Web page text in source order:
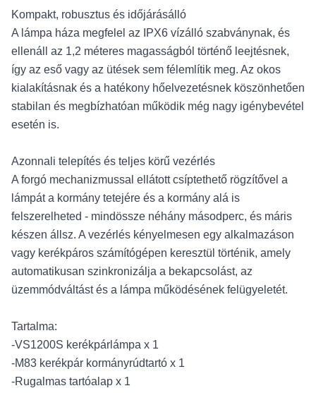
Kompakt, robusztus és időjárásálló
A lámpa háza megfelel az IPX6 vízálló szabványnak, és
ellenáll az 1,2 méteres magasságból történő leejtésnek,
így az eső vagy az ütések sem félemlítik meg. Az okos
kialakításnak és a hatékony hőelvezetésnek köszönhetően
stabilan és megbízhatóan működik még nagy igénybevétel
esetén is.
Azonnali telepítés és teljes körű vezérlés
A forgó mechanizmussal ellátott csíptethető rögzítővel a
lámpát a kormány tetejére és a kormány alá is
felszerelheted - mindössze néhány másodperc, és máris
készen állsz. A vezérlés kényelmesen egy alkalmazáson
vagy kerékpáros számítógépen keresztül történik, amely
automatikusan szinkronizálja a bekapcsolást, az
üzemmódváltást és a lámpa működésének felügyeletét.
Tartalma:
-VS1200S kerékpárlámpa x 1
-M83 kerékpár kormányrúdtartó x 1
-Rugalmas tartóalap x 1